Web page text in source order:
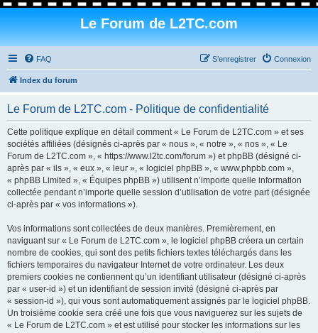
Le Forum de L2TC.com
FAQ Connexion
S’enregistrer
Index du forum
Le Forum de L2TC.com - Politique de confidentialité
Cette politique explique en détail comment « Le Forum de L2TC.com » et ses
sociétés affiliées (désignés ci-après par « nous », « notre », « nos », « Le
Forum de L2TC.com », « https://www.l2tc.com/forum ») et phpBB (désigné ci-
après par « ils », « eux », « leur », « logiciel phpBB », « www.phpbb.com »,
« phpBB Limited », « Équipes phpBB ») utilisent n’importe quelle information
collectée pendant n’importe quelle session d’utilisation de votre part (désignée
ci-après par « vos informations »).
Vos informations sont collectées de deux manières. Premièrement, en
naviguant sur « Le Forum de L2TC.com », le logiciel phpBB créera un certain
nombre de cookies, qui sont des petits fichiers textes téléchargés dans les
fichiers temporaires du navigateur Internet de votre ordinateur. Les deux
premiers cookies ne contiennent qu’un identifiant utilisateur (désigné ci-après
par « user-id ») et un identifiant de session invité (désigné ci-après par
« session-id »), qui vous sont automatiquement assignés par le logiciel phpBB.
Un troisième cookie sera créé une fois que vous naviguerez sur les sujets de
« Le Forum de L2TC.com » et est utilisé pour stocker les informations sur les